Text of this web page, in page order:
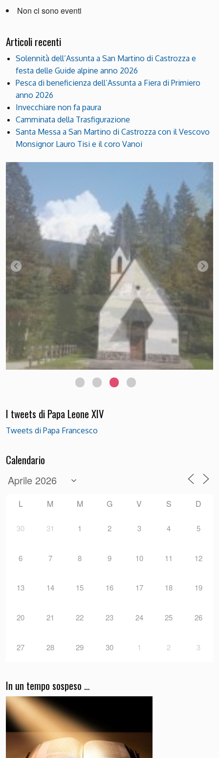
Non ci sono eventi
Articoli recenti
Solennità dell’Assunta a San Martino di Castrozza e
festa delle Guide alpine anno 2026
Pesca di beneficienza dell’Assunta a Fiera di Primiero
anno 2026
Invecchiare non fa paura
Camminata della Trasfigurazione
Santa Messa a San Martino di Castrozza con il Vescovo
Monsignor Lauro Tisi e il coro Vanoi
I tweets di Papa Leone XIV
Tweets di Papa Francesco
Calendario
L M M G V S D
30 31 1 2 3 4 5
6 7 8 9 10 11 12
13 14 15 16 17 18 19
20 21 22 23 24 25 26
27 28 29 30 1 2 3
In un tempo sospeso …